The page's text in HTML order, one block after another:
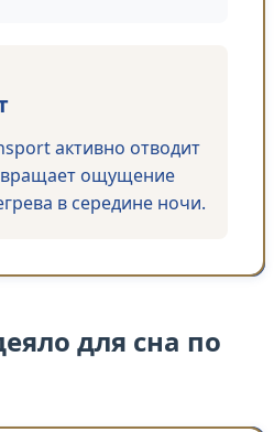
активно отводит
ощущение
в середине ночи.
для сна по